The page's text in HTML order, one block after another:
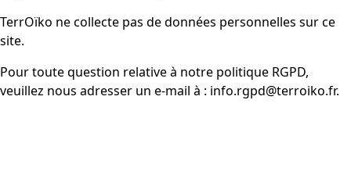
TerrOïko ne collecte pas de données personnelles sur ce
site.
Pour toute question relative à notre politique RGPD,
veuillez nous adresser un e-mail à : info.rgpd@terroiko.fr.